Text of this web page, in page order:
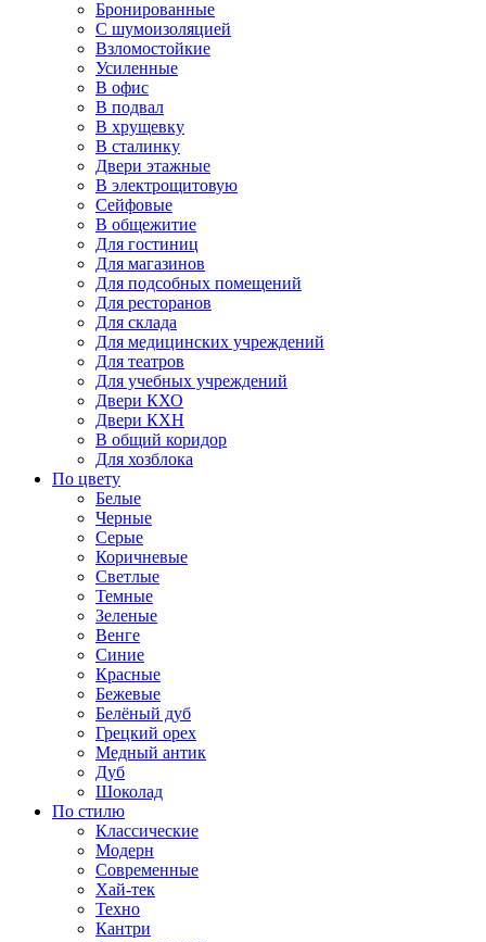
Бронированные
С шумоизоляцией
Взломостойкие
Усиленные
В офис
В подвал
В хрущевку
В сталинку
Двери этажные
В электрощитовую
Сейфовые
В общежитие
Для гостиниц
Для магазинов
Для подсобных помещений
Для ресторанов
Для склада
Для медицинских учреждений
Для театров
Для учебных учреждений
Двери КХО
Двери КХН
В общий коридор
Для хозблока
По цвету
Белые
Черные
Серые
Коричневые
Светлые
Темные
Зеленые
Венге
Синие
Красные
Бежевые
Белёный дуб
Грецкий орех
Медный антик
Дуб
Шоколад
По стилю
Классические
Модерн
Современные
Хай-тек
Техно
Кантри